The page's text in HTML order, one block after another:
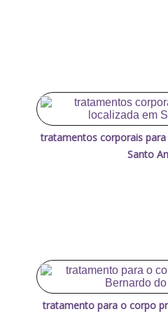
tratamentos corporais
Santo
tratamento para o corpo